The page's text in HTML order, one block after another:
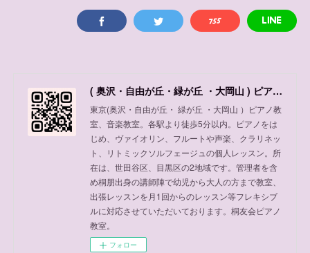
( 奥沢・自由が丘・緑が丘 ・大岡山 ) ピアノ教室、音楽教室
東京(奥沢・自由が丘・ 緑が丘 ・大岡山 ）ピアノ教
室、音楽教室。各駅より徒歩5分以内。ピアノをは
じめ、ヴァイオリン、フルートや声楽、クラリネッ
ト、リトミックソルフェージュの個人レッスン。所
在は、世田谷区、目黒区の2地域です。管理者を含
め桐朋出身の講師陣で幼児から大人の方まで教室、
出張レッスンを月1回からのレッスン等フレキシブ
ルに対応させていただいております。桐友会ピアノ
教室。
フォロー